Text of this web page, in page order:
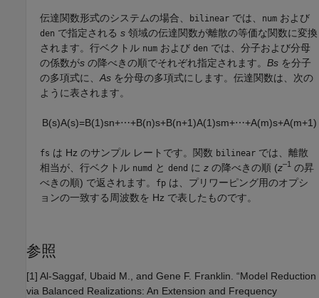
伝達関数形式のシステムの場合、 bilinear では、 num および
den で指定されるs 領域の伝達関数が離散の等価な関数に変換
されます。行ベクトル num およびden では、分子および分母
の係数がs の降べきの順でそれぞれ指定されます。Bs を分子
の多項式に、As を分母の多項式にします。伝達関数は、次の
ように表されます。
B(s)A(s)=B(1)sn+⋯+B(n)s+B(n+1)A(1)sm+⋯+A(m)s+A(m+1)
fs は Hz のサンプル レートです。関数 bilinear では、離散
相当が、行ベクトル numd とdend にz の降べきの順 (z–1 の昇
べきの順) で返されます。
fp は、プリワーピング用のオプシ
ョンの一致する周波数を Hz で表したものです。
参照
[1] Al-Saggaf, Ubaid M., and Gene F. Franklin. “Model Reduction
via Balanced Realizations: An Extension and Frequency